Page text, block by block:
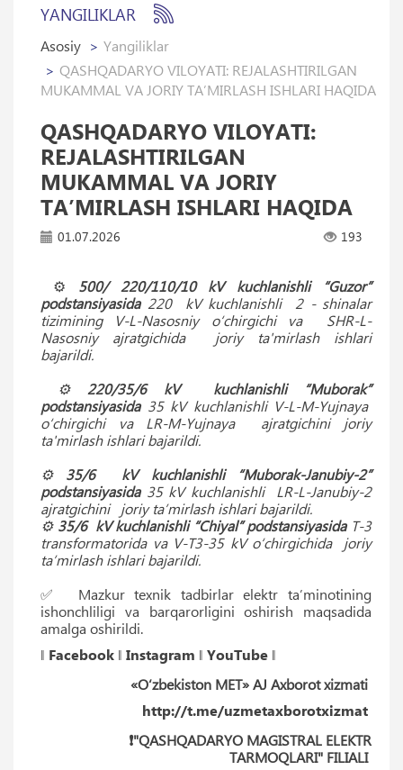
YANGILIKLAR
Asosiy
Yangiliklar
QASHQADARYO VILOYATI: REJALASHTIRILGAN
MUKAMMAL VA JORIY TA’MIRLASH ISHLARI HAQIDA
QASHQADARYO VILOYATI:
REJALASHTIRILGAN
MUKAMMAL VA JORIY
TA’MIRLASH ISHLARI HAQIDA
01.07.2026 193
⚙️ 500/ 220/110/10 kV kuchlanishli “Guzor”
podstansiyasida 220 kV kuchlanishli 2 - shinalar
tizimining V-L-Nasosniy o‘chirgichi va SHR-L-
Nasosniy ajratgichida joriy ta'mirlash ishlari
bajarildi.
⚙️ 220/35/6 kV kuchlanishli “Muborak”
podstansiyasida35 kV kuchlanishli V-L-M-Yujnaya
o‘chirgichi va LR-M-Yujnaya ajratgichini joriy
ta'mirlash ishlari bajarildi.
⚙️ 35/6 kV kuchlanishli “Muborak-Janubiy-2”
podstansiyasida35 kV kuchlanishli LR-L-Janubiy-2
ajratgichini joriy ta’mirlash ishlari bajarildi.
⚙️ 35/6 kV kuchlanishli “Chiyal” podstansiyasida T-3
transformatorida va V-T3-35 kV o‘chirgichida joriy
ta’mirlash ishlari bajarildi.
✅ Mazkur texnik tadbirlar elektr ta’minotining
ishonchliligi va barqarorligini oshirish maqsadida
amalga oshirildi.
‖ Facebook ‖ Instagram ‖ YouTube ‖
«O‘zbekiston MET» AJ Axborot xizmati
http://t.me/uzmetaxborotxizmat
❗️"QASHQADARYO MAGISTRAL ELEKTR
TARMOQLARI" FILIALI